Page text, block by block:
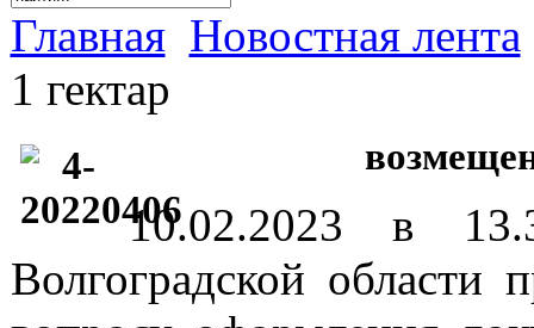
Главная Новостная лента
1 гектар
10.02.2023 в
Волгоградской области